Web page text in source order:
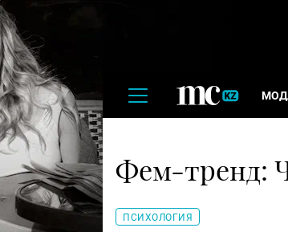
Фем-тренд:
ПСИХОЛОГИЯ